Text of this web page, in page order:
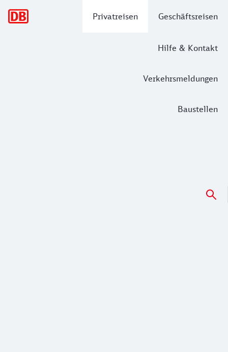
Privatreisen Geschäftsreisen
Hilfe & Kontakt
Verkehrsmeldungen
Baustellen